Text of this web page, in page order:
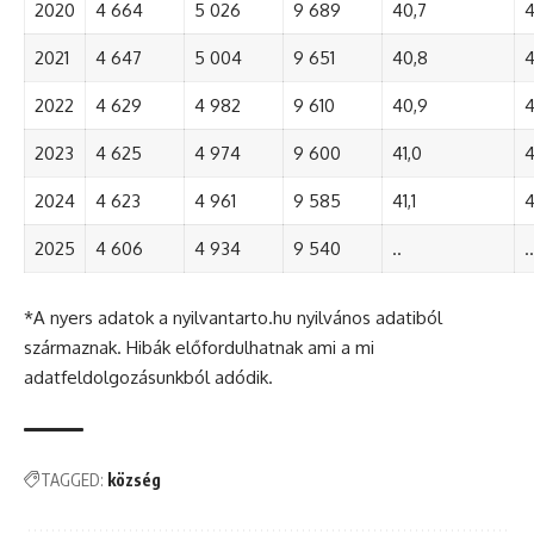
2020 4 664 5 026 9 689 40,7
2021 4 647 5 004 9 651 40,8
2022 4 629 4 982 9 610 40,9
2023 4 625 4 974 9 600 41,0
2024 4 623 4 961 9 585 41,1
2025 4 606 4 934 9 540 .. ..
*A nyers adatok a nyilvantarto.hu nyilvános adatiból
származnak. Hibák előfordulhatnak ami a mi
adatfeldolgozásunkból adódik.
TAGGED: község